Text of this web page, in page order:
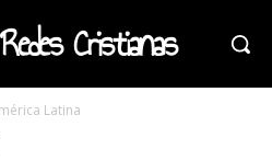
Redes Cristianas
Latina